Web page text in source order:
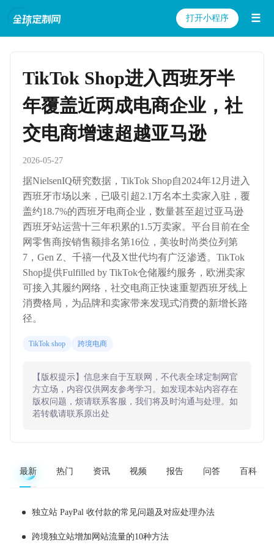
打开小程序 ☰
TikTok Shop进入西班牙半
年覆盖近两成电商企业，社
交电商增速超越亚马逊
2026-05-27
据NielsenIQ研究数据，TikTok Shop自2024年12月进入
西班牙市场以来，已吸引超2.1万名本土卖家入驻，覆
盖约18.7%的西班牙电商企业，数量甚至超过亚马逊
西班牙站运营十三年积累的1.5万卖家。平台目前在全
网零售商按销售额排名第16位，美妆时尚类位列第
7，Gen Z、千禧一代及X世代均有广泛渗透。TikTok
Shop提供Fulfilled by TikTok仓储履约服务，欧洲卖家
可接入其履约网络，社交电商正快速重塑西班牙线上
消费格局，为品牌和卖家带来发现式消费的新增长路
径。
TikTok shop 跨境电商
【版权提示】信息来自于互联网，不代表全球定制网官
方立场，内容仅供网友参考学习。如发现本站内容存在
版权问题，烦请联系客服，我们将及时沟通与处理。如
若转载请联系原出处
最新 热门 资讯 视频 报告 问答 百科
独立站 PayPal 收付款的常见问题及对应处理办法
跨境独立站增加网站流量的10种方法